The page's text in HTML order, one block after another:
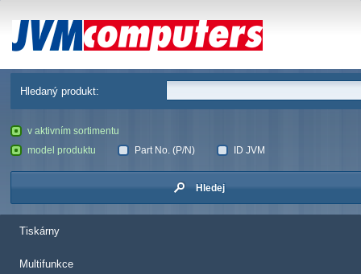
JVM Computers
Hledaný produkt:
v aktivním sortimentu
model produktu
Part No. (P/N) ID JVM
Hledej
Tiskárny
Multifunkce